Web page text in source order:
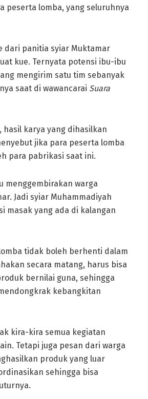
peserta lomba, yang seluruhnya
dari panitia syiar Muktamar
kue. Ternyata potensi ibu-ibu
mengirim satu tim sebanyak
saat di wawancarai Suara
hasil karya yang dihasilkan
jika para peserta lomba
para pabrikasi saat ini.
menggembirakan warga
Jadi syiar Muhammadiyah
masak yang ada di kalangan
tidak boleh berhenti dalam
secara matang, harus bisa
bernilai guna, sehingga
kebangkitan
kira-kira semua kegiatan
Tetapi juga pesan dari warga
produk yang luar
sehingga bisa